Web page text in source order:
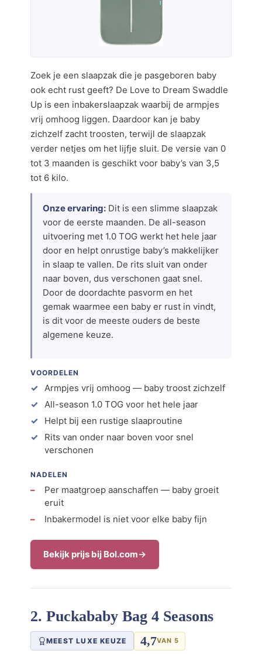
Zoek je een slaapzak die je pasgeboren baby
ook echt rust geeft? De Love to Dream Swaddle
Up is een inbakerslaapzak waarbij de armpjes
vrij omhoog liggen. Daardoor kan je baby
zichzelf zacht troosten, terwijl de slaapzak
verder netjes om het lijfje sluit. De versie van 0
tot 3 maanden is geschikt voor baby’s van 3,5
tot 6 kilo.
Onze ervaring: Dit is een slimme slaapzak
voor de eerste maanden. De all-season
uitvoering met 1.0 TOG werkt het hele jaar
door en helpt onrustige baby’s makkelijker
in slaap te vallen. De rits sluit van onder
naar boven, dus verschonen gaat snel.
Door de doordachte pasvorm en het
gemak waarmee een baby er rust in vindt,
is dit voor de meeste ouders de beste
algemene keuze.
VOORDELEN
Armpjes vrij omhoog — baby troost zichzelf
All-season 1.0 TOG voor het hele jaar
Helpt bij een rustige slaaproutine
Rits van onder naar boven voor snel
verschonen
NADELEN
Per maatgroep aanschaffen — baby groeit
eruit
Inbakermodel is niet voor elke baby fijn
Bekijk prijs bij Bol.com
2. Puckababy Bag 4 Seasons
MEEST LUXE KEUZE 4,7VAN 5